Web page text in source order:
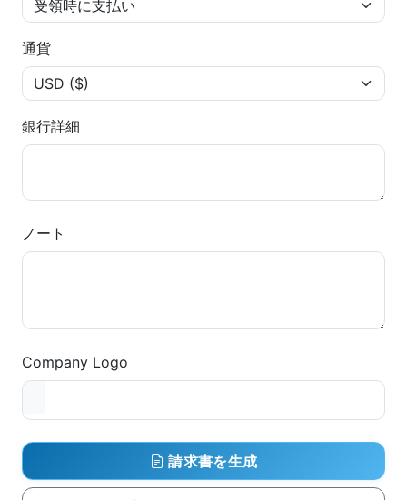
通貨
銀行詳細
ノート
Company Logo
請求書を生成